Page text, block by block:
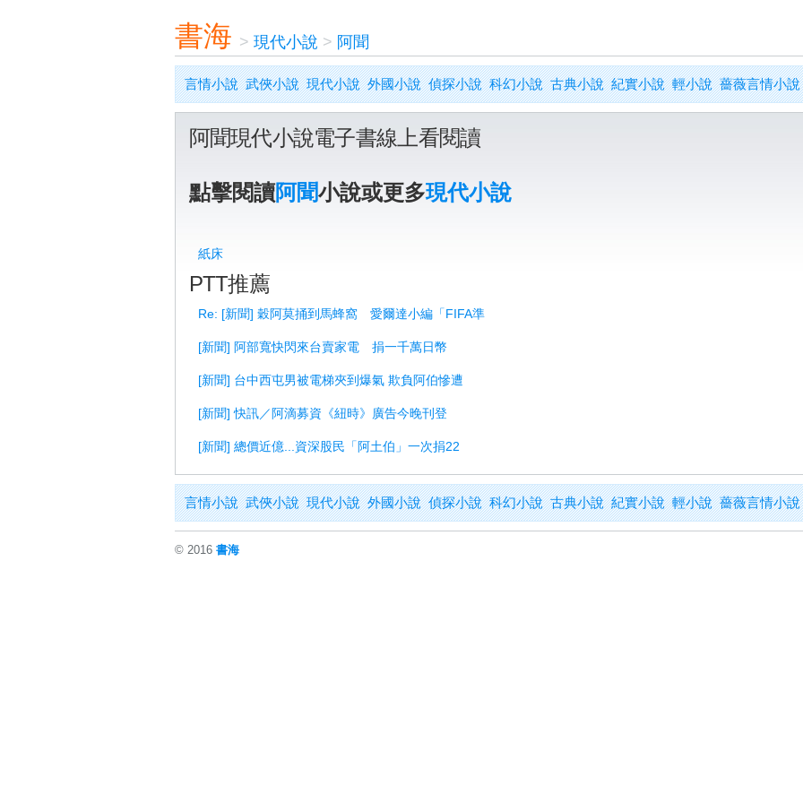
書海 > 現代小說 > 阿聞
言情小說 武俠小說 現代小說 外國小說 偵探小說 科幻小說 古典小說 紀實小說 輕小說 薔薇言情小說
阿聞現代小說電子書線上看閱讀
點擊閱讀阿聞小說或更多現代小說
紙床
PTT推薦
Re: [新聞] 穀阿莫捅到馬蜂窩 愛爾達小編「FIFA準
[新聞] 阿部寬快閃來台賣家電 捐一千萬日幣
[新聞] 台中西屯男被電梯夾到爆氣 欺負阿伯慘遭
[新聞] 快訊／阿滴募資《紐時》廣告今晚刊登
[新聞] 總價近億...資深股民「阿土伯」一次捐22
言情小說 武俠小說 現代小說 外國小說 偵探小說 科幻小說 古典小說 紀實小說 輕小說 薔薇言情小說
© 2016 書海